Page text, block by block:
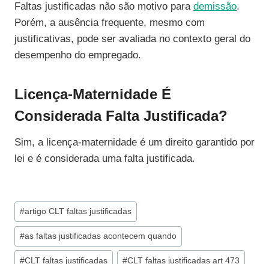
Faltas justificadas não são motivo para demissão.
Porém, a ausência frequente, mesmo com
justificativas, pode ser avaliada no contexto geral do
desempenho do empregado.
Licença-Maternidade É
Considerada Falta Justificada?
Sim, a licença-maternidade é um direito garantido por
lei e é considerada uma falta justificada.
Tags
do
Post:
#artigo CLT faltas justificadas
#as faltas justificadas acontecem quando
#CLT faltas justificadas #CLT faltas justificadas art 473